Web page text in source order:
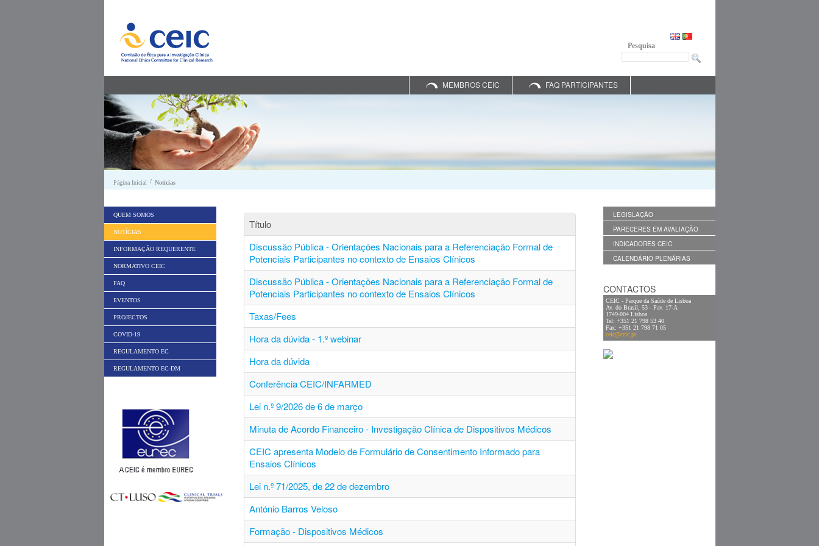
Pesquisa
MEMBROS CEIC FAQ PARTICIPANTES
Página Inicial / Notícias
QUEM SOMOS
NOTÍCIAS
INFORMAÇÃO REQUERENTE
NORMATIVO CEIC
FAQ
EVENTOS
PROJECTOS
COVID-19
REGULAMENTO EC
REGULAMENTO EC-DM
Título
Discussão Pública - Orientações Nacionais para a Referenciação Formal de
Potenciais Participantes no contexto de Ensaios Clínicos
Discussão Pública - Orientações Nacionais para a Referenciação Formal de
Potenciais Participantes no contexto de Ensaios Clínicos
Taxas/Fees
Hora da dúvida - 1.º webinar
Hora da dúvida
Conferência CEIC/INFARMED
Lei n.º 9/2026 de 6 de março
Minuta de Acordo Financeiro - Investigação Clínica de Dispositivos Médicos
CEIC apresenta Modelo de Formulário de Consentimento Informado para
Ensaios Clínicos
Lei n.º 71/2025, de 22 de dezembro
António Barros Veloso
Formação - Dispositivos Médicos
LEGISLAÇÃO
PARECERES EM AVALIAÇÃO
INDICADORES CEIC
CALENDÁRIO PLENÁRIAS
CONTACTOS
CEIC - Parque da Saúde de Lisboa
Av. do Brasil, 53 - Pav. 17-A
1749-004 Lisboa
Tel: +351 21 798 53 40
Fax: +351 21 798 71 05
ceic@ceic.pt